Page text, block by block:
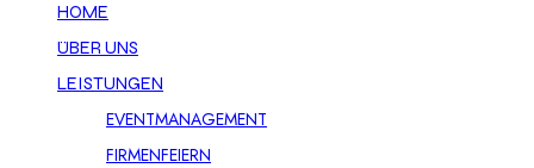
HOME
ÜBER UNS
LEISTUNGEN
EVENTMANAGEMENT
FIRMENFEIERN